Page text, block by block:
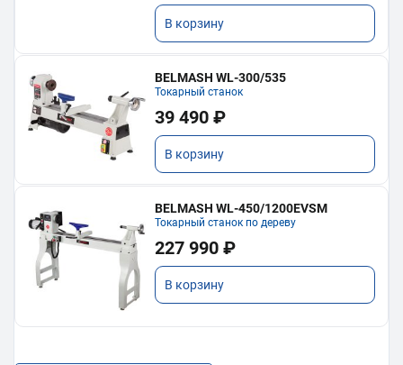
В корзину
BELMASH WL-300/535
Токарный станок
39 490 ₽
В корзину
BELMASH WL-450/1200EVSM
Токарный станок по дереву
227 990 ₽
В корзину